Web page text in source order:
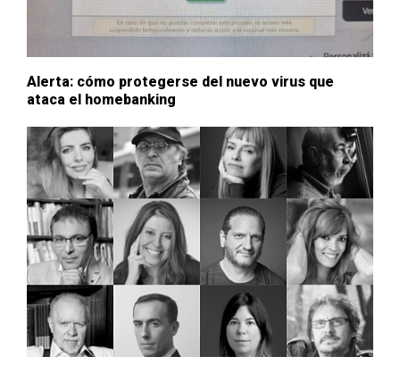
Alerta: cómo protegerse del nuevo virus que
ataca el homebanking